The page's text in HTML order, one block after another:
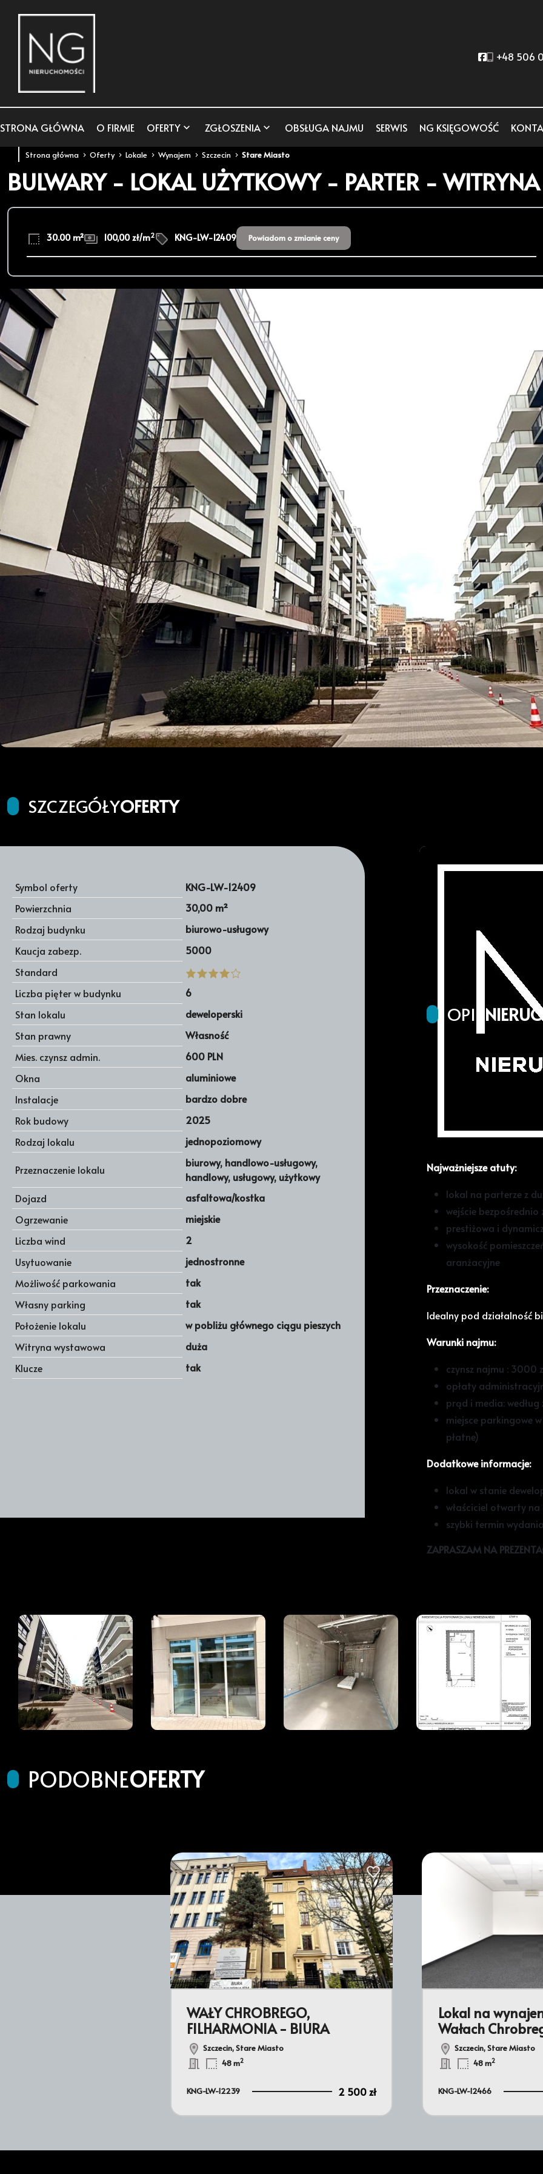
Social link
+48 506
STRONA GŁÓWNA O FIRMIE OFERTY ZGŁOSZENIA OBSŁUGA NAJMU SERWIS NG KSIĘGOWOŚĆ
Strona główna Oferty Lokale Wynajem Szczecin Stare Miasto
BULWARY - LOKAL UŻYTKOWY - PARTER - WITRYNA
30.00 m² 100,00 zł/m2 KNG-LW-12409 Powiadom o zmianie ceny
SZCZEGÓŁYOFERTY
Symbol oferty
KNG-LW-12409
Powierzchnia
30,00 m²
Rodzaj budynku
biurowo-usługowy
Kaucja zabezp.
5000
Standard
Liczba pięter w budynku
6
Stan lokalu
deweloperski
Stan prawny
Własność
Mies. czynsz admin.
600 PLN
Okna
aluminiowe
Instalacje
bardzo dobre
Rok budowy
2025
Rodzaj lokalu
jednopoziomowy
Przeznaczenie lokalu
biurowy, handlowo-usługowy,
handlowy, usługowy, użytkowy
Dojazd
asfaltowa/kostka
Ogrzewanie
miejskie
Liczba wind
2
Usytuowanie
jednostronne
Możliwość parkowania
tak
Własny parking
tak
Położenie lokalu
w pobliżu głównego ciągu pieszych
Witryna wystawowa
duża
Klucze
tak
OPIS
OFERTA NA WYŁĄCZNOŚĆ
Oferujemy na wynajem
nowej inwestycji przy
Najważniejsze atuty:
lokal na parterze z
wejście
prestiżowa i
wysokość
aranżacyjne
Przeznaczenie:
Idealny pod działalność
Warunki najmu:
czynsz najmu : 3000
opłaty
prąd i media: według
miejsce parkingowe
płatne)
Dodatkowe informacje:
lokal w stanie
właściciel otwarty
szybki termin wydania
ZAPRASZAM NA
PODOBNEOFERTY
Dodaj do ulubionych
WAŁY CHROBREGO,
FILHARMONIA - BIURA
Szczecin, Stare Miasto
48 m2
KNG-LW-12239 2 500 zł
Lokal na
Wałach
Szczecin, Stare Miasto
48 m2
KNG-LW-12466